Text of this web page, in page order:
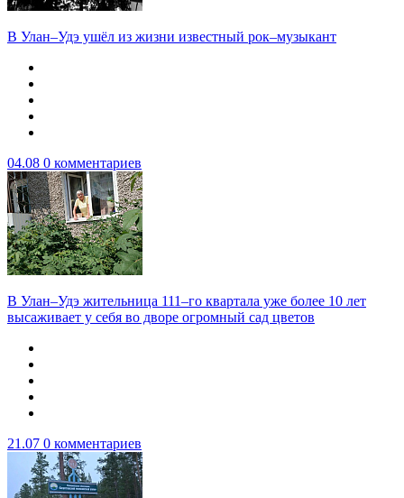
В Улан–Удэ ушёл из жизни известный рок–музыкант
04.08 0 комментариев
В Улан–Удэ жительница 111–го квартала уже более 10 лет
высаживает у себя во дворе огромный сад цветов
21.07 0 комментариев